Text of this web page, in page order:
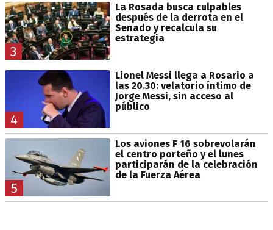
3
La Rosada busca culpables
después de la derrota en el
Senado y recalcula su
estrategia
4
Lionel Messi llega a Rosario a
las 20.30: velatorio íntimo de
Jorge Messi, sin acceso al
público
5
Los aviones F 16 sobrevolarán
el centro porteño y el lunes
participarán de la celebración
de la Fuerza Aérea